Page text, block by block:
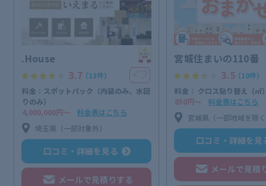
.House
3.7（13件） ＋
料金：スポットパック（内装のみ、水回
りのみ）
4,000,000円〜
料金表はこちら
埼玉県（一部対象外）
口コミ・詳細を見る
メールで見積りする
宮城住まいの110番
3.5（10件）
料金： クロス貼り替え（㎡
850円〜
料金表はこちら
宮城県（一部地域を除
口コミ・詳細を見
メールで見積